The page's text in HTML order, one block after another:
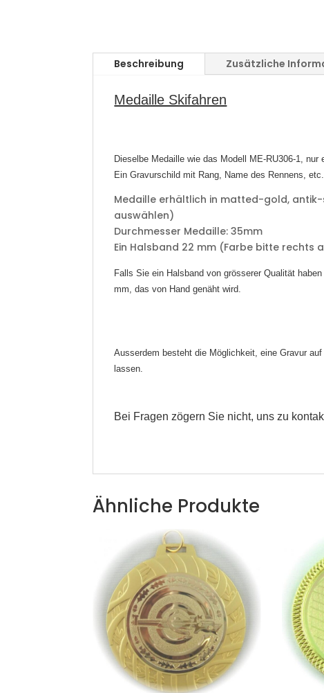
Beschreibung Zusätzliche
Medaille Skifahren
Dieselbe Medaille wie das Modell ME-RU306-1,
Ein Gravurschild mit Rang, Name des Rennens,
Medaille erhältlich in matted-gold,
auswählen)
Durchmesser Medaille: 35mm
​Ein Halsband 22 mm (Farbe bitte rechts
Falls Sie ein Halsband von grösserer Qualität
mm, das von Hand genäht wird.
Ausserdem besteht die Möglichkeit, eine Gravur
lassen.
Bei Fragen zögern Sie nicht, uns zu
Ähnliche Produkte